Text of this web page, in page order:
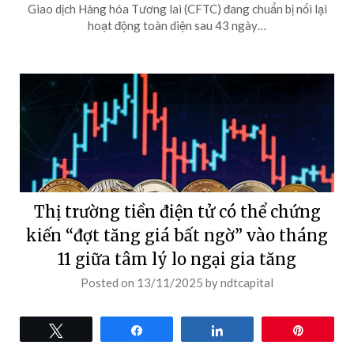
Giao dịch Hàng hóa Tương lai (CFTC) đang chuẩn bị nối lại
hoạt động toàn diện sau 43 ngày…
Thị trường tiền điện tử có thể chứng
kiến “đợt tăng giá bất ngờ” vào tháng
11 giữa tâm lý lo ngại gia tăng
Posted on 13/11/2025 byndtcapital